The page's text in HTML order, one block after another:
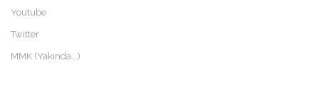
Youtube
Twitter
MMK (Yakında...)